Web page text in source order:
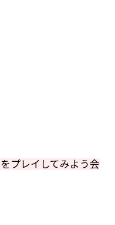
プレイしてみよう会